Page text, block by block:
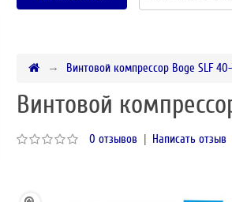
Винтовой компрессор Boge SLF
Винтовой
0 отзывов | Написать отзыв